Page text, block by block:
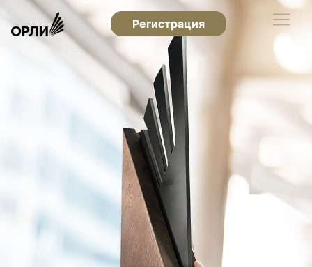
Регистрация